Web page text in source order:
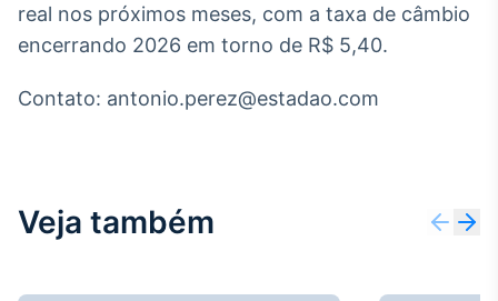
real nos próximos meses, com a taxa de câmbio
encerrando 2026 em torno de R$ 5,40.
Contato: antonio.perez@estadao.com
Veja também